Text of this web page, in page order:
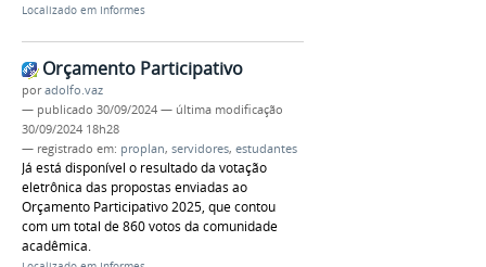
Localizado em Informes
Orçamento Participativo
poradolfo.vaz
— publicado 30/09/2024 — última modificação
30/09/2024 18h28
— registrado em: proplan, servidores, estudantes
Já está disponível o resultado da votação
eletrônica das propostas enviadas ao
Orçamento Participativo 2025, que contou
com um total de 860 votos da comunidade
acadêmica.